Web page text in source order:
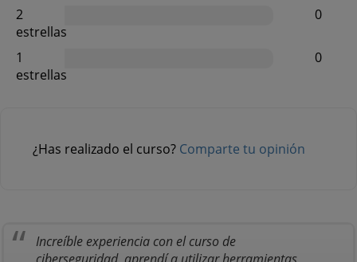
2
estrellas
0
1
estrellas
0
¿Has realizado el curso? Comparte tu opinión
Increíble experiencia con el curso de